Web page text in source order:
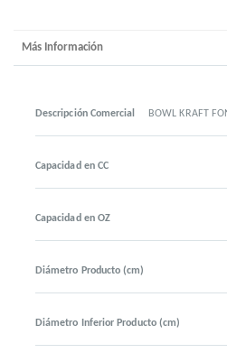
Más Información
Descripción Comercial BOWL KRAFT
Capacidad en CC
Capacidad en OZ
Diámetro Producto (cm)
Diámetro Inferior Producto (cm)